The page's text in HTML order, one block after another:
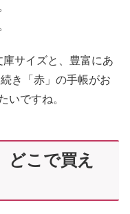
サイズと、豊富にあ
き「赤」の手帳がお
いですね。
こで買え